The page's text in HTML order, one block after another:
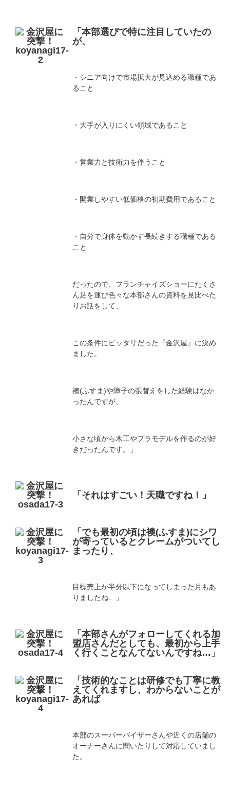
「本部選びで特に注目していたの
が、
・シニア向けで市場拡大が見込める職種であ
ること
・大手が入りにくい領域であること
・営業力と技術力を伴うこと
・開業しやすい低価格の初期費用であること
・自分で身体を動かす長続きする職種である
こと
だったので、フランチャイズショーにたくさ
ん足を運び色々な本部さんの資料を見比べた
りお話をして、
この条件にピッタリだった『金沢屋』に決め
ました。
襖(ふすま)や障子の張替えをした経験はなか
ったんですが、
小さな頃から木工やプラモデルを作るのが好
きだったんです。」
「それはすごい！天職ですね！」
「でも最初の頃は襖(ふすま)にシワ
が寄っているとクレームがついてし
まったり、
目標売上が半分以下になってしまった月もあ
りましたね…」
「本部さんがフォローしてくれる加
盟店さんだとしても、最初から上手
く行くことなんてないんですね…」
「技術的なことは研修でも丁寧に教
えてくれますし、わからないことが
あれば
本部のスーパーバイザーさんや近くの店舗の
オーナーさんに聞いたりして対応していまし
た。